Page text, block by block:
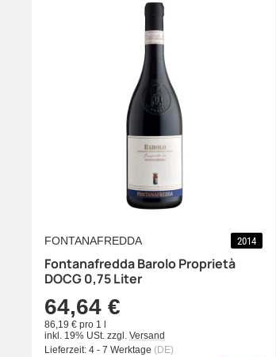
FONTANAFREDDA 2014
Fontanafredda Barolo Proprietà
DOCG 0,75 Liter
64,64 €
86,19 € pro 1 l
inkl. 19% USt. zzgl. Versand
Lieferzeit: 4 - 7 Werktage (DE)